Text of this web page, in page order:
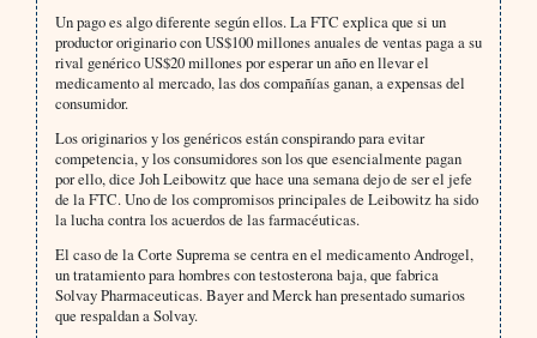
Un pago es algo diferente según ellos. La FTC explica que si un
productor originario con US$100 millones anuales de ventas paga a su
rival genérico US$20 millones por esperar un año en llevar el
medicamento al mercado, las dos compañías ganan, a expensas del
consumidor.
Los originarios y los genéricos están conspirando para evitar
competencia, y los consumidores son los que esencialmente pagan
por ello, dice Joh Leibowitz que hace una semana dejo de ser el jefe
de la FTC. Uno de los compromisos principales de Leibowitz ha sido
la lucha contra los acuerdos de las farmacéuticas.
El caso de la Corte Suprema se centra en el medicamento Androgel,
un tratamiento para hombres con testosterona baja, que fabrica
Solvay Pharmaceuticas. Bayer and Merck han presentado sumarios
que respaldan a Solvay.